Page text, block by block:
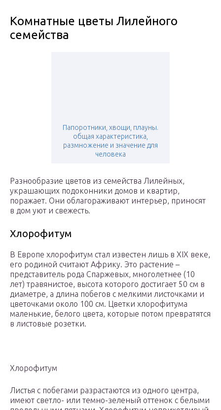
Комнатные цветы Лилейного
семейства
Папоротники, хвощи, плауны.
общая характеристика,
размножение и значение для
человека
Разнообразие цветов из семейства Лилейных,
украшающих подоконники домов и квартир,
поражает. Они облагораживают интерьер, приносят
в дом уют и свежесть.
Хлорофитум
В Европе хлорофитум стал известен лишь в ХIХ веке,
его родиной считают Африку. Это растение –
представитель рода Спаржевых, многолетнее (10
лет) травянистое, высота которого достигает 50 см в
диаметре, а длина побегов с мелкими листочками и
цветочками около 100 см. Цветки хлорофитума
маленькие, белого цвета, которые потом превратятся
в листовые розетки.
Хлорофитум
Листья с побегами разрастаются из одного центра,
имеют светло- или темно-зеленый оттенок с белыми